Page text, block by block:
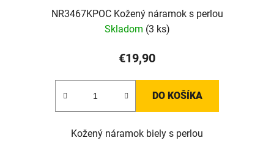
NR3467KPOC Kožený náramok s perlou
Skladom (3 ks)
€19,90
DO KOŠÍKA
Kožený náramok biely s perlou